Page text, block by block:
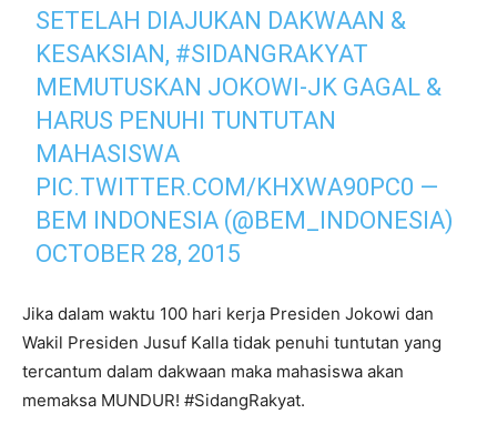
SETELAH DIAJUKAN DAKWAAN &
KESAKSIAN, #SIDANGRAKYAT
MEMUTUSKAN JOKOWI-JK GAGAL &
HARUS PENUHI TUNTUTAN
MAHASISWA
PIC.TWITTER.COM/KHXWA90PC0 —
BEM INDONESIA (@BEM_INDONESIA)
OCTOBER 28, 2015
Jika dalam waktu 100 hari kerja Presiden Jokowi dan
Wakil Presiden Jusuf Kalla tidak penuhi tuntutan yang
tercantum dalam dakwaan maka mahasiswa akan
memaksa MUNDUR! #SidangRakyat.